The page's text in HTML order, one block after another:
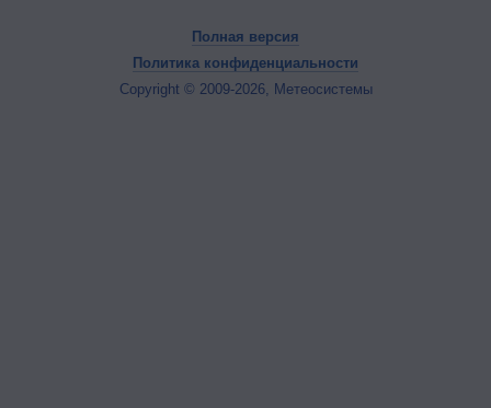
Полная версия
Политика конфиденциальности
Copyright © 2009-2026, Метеосистемы